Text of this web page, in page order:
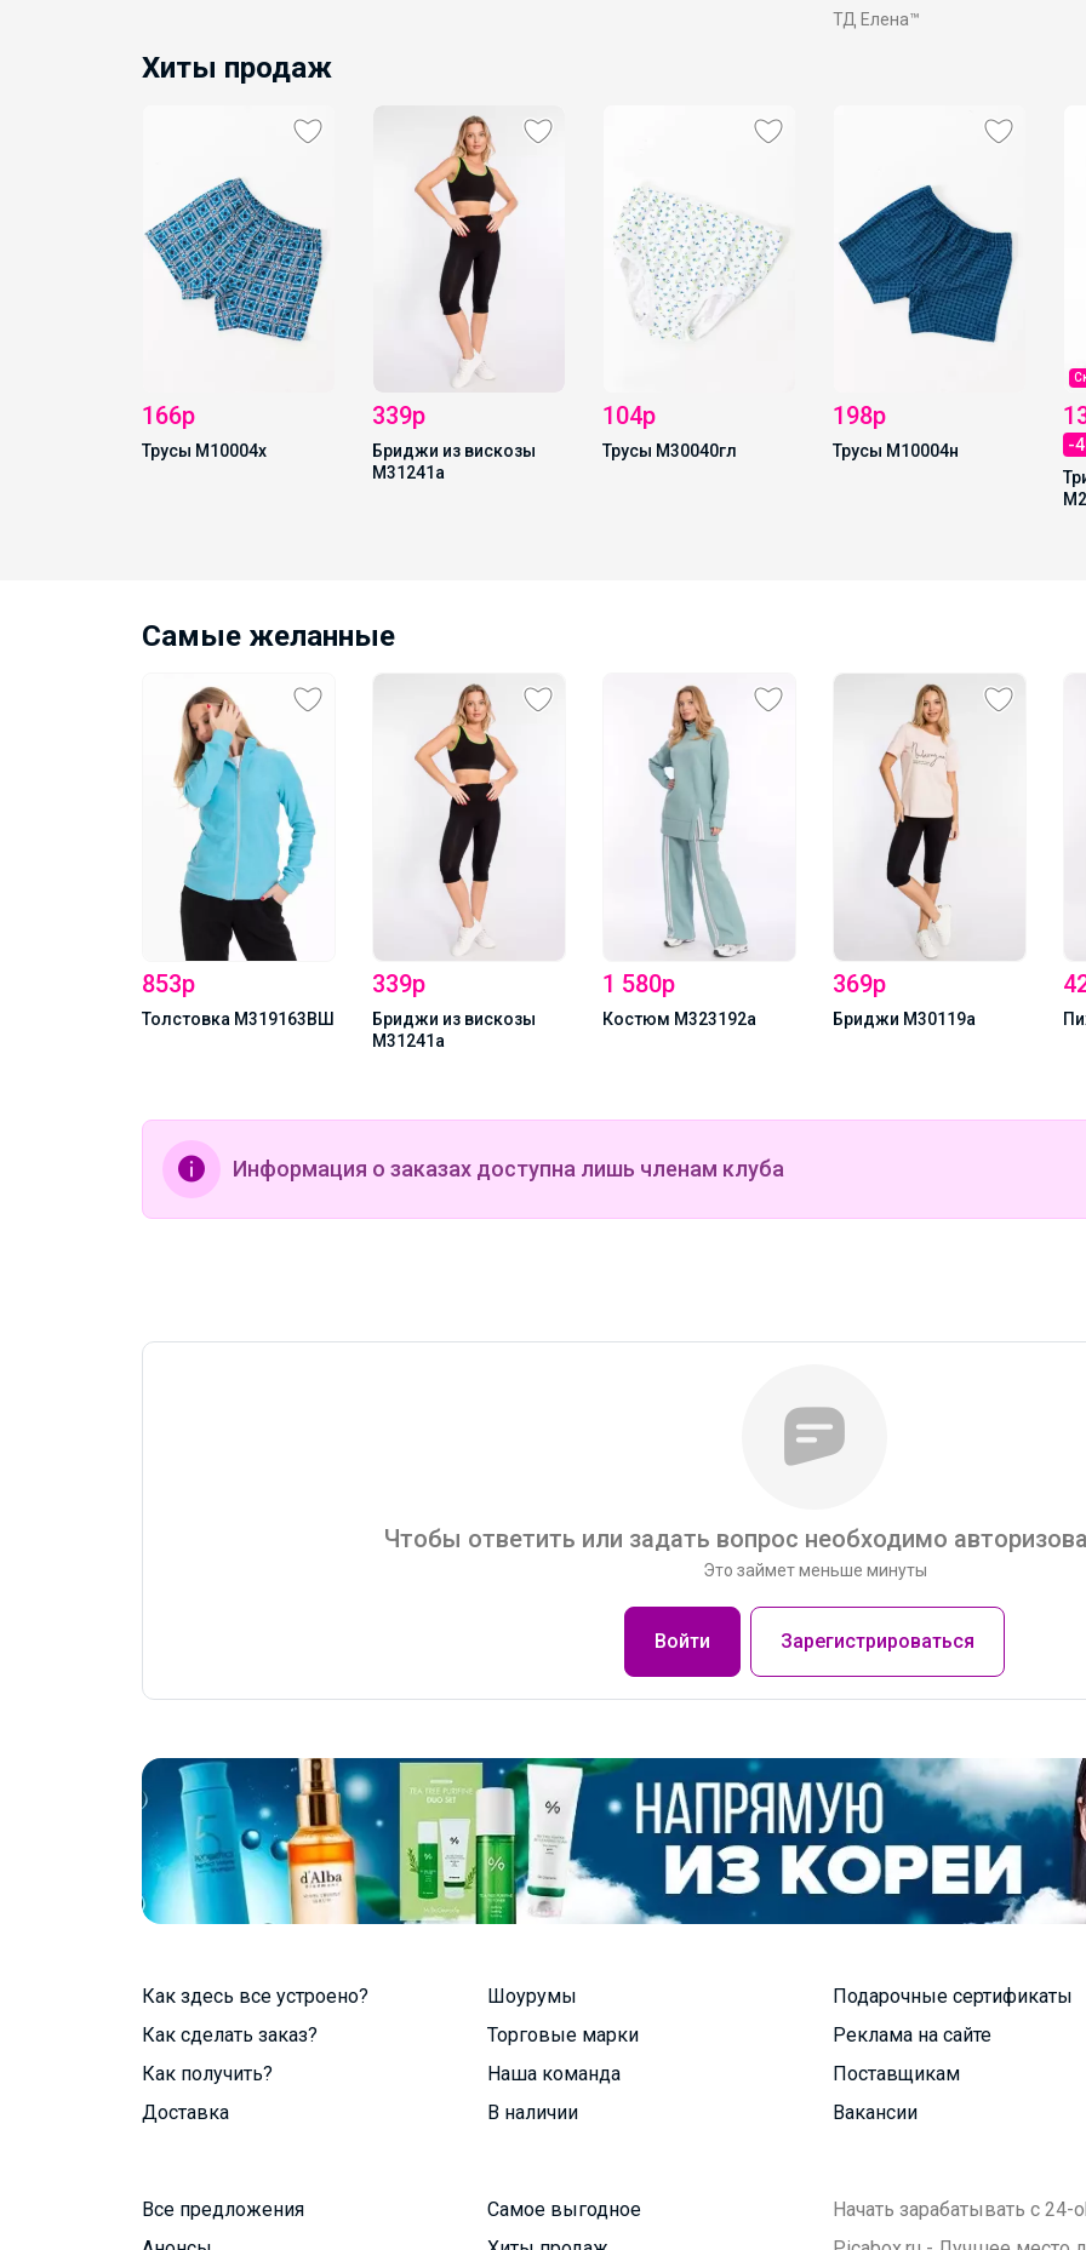
ТД Елена™
Хиты продаж
166р
Трусы М10004х
339р
Бриджи из вискозы
М31241а
104р
Трусы М30040гл
198р
Трусы М10004н -
Самые желанные
853р
Толстовка М319163ВШ
339р
Бриджи из вискозы
М31241а
1 580р
Костюм М323192а
369р
Бриджи М30119а
Информация о заказах доступна лишь членам клуба
Чтобы ответить или задать вопрос необходимо
Это займет меньше минуты
Войти Зарегистрироваться
Как здесь все устроено?
Как сделать заказ?
Как получить?
Доставка
Шоурумы
Торговые марки
Наша команда
В наличии
Подарочные сертификаты
Реклама на сайте
Поставщикам
Вакансии
Все предложения
Самое выгодное
Начать зарабатывать с 24-